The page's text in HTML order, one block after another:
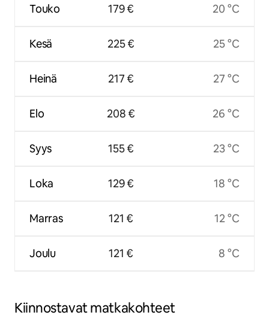
Touko
Kesä
Heinä
Elo
Syys
Loka
Marras
Joulu
179 €
225 €
217 €
208 €
155 €
129 €
121 €
121 €
20 °C
25 °C
27 °C
26 °C
23 °C
18 °C
12 °C
8 °C
Kiinnostavat matkakohteet